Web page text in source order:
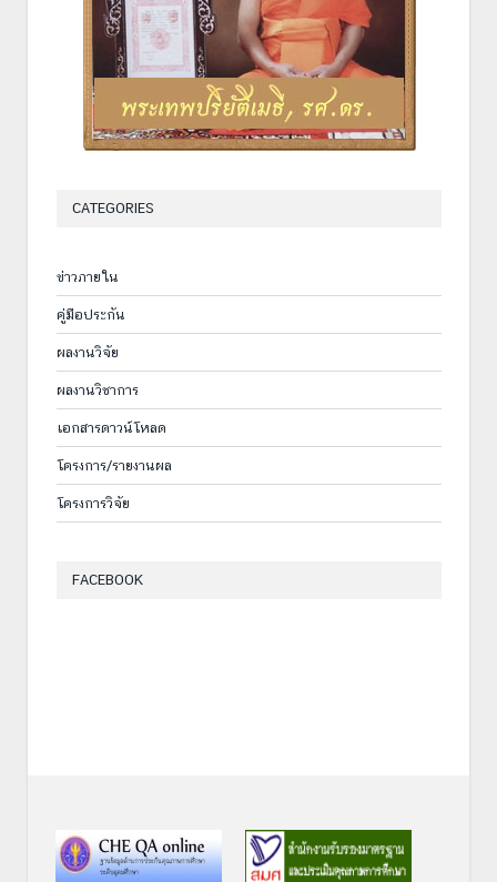
CATEGORIES
ข่าวภายใน
คู่มือประกัน
ผลงานวิจัย
ผลงานวิชาการ
เอกสารดาวน์โหลด
โครงการ/รายงานผล
โครงการวิจัย
FACEBOOK